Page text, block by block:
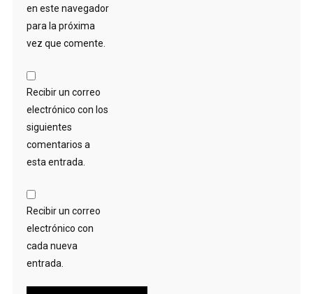
en este navegador
para la próxima
vez que comente.
Recibir un correo
electrónico con los
siguientes
comentarios a
esta entrada.
Recibir un correo
electrónico con
cada nueva
entrada.